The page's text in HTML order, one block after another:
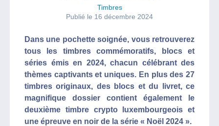
Timbres
Publié le 16 décembre 2024
Dans une pochette soignée, vous retrouverez
tous les timbres commémoratifs, blocs et
séries émis en 2024, chacun célébrant des
thèmes captivants et uniques. En plus des 27
timbres originaux, des blocs et du livret, ce
magnifique dossier contient également le
deuxième timbre crypto luxembourgeois et
une épreuve en noir de la série « Noël 2024 ».